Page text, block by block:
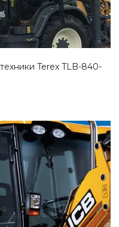
Terex TLB-840-